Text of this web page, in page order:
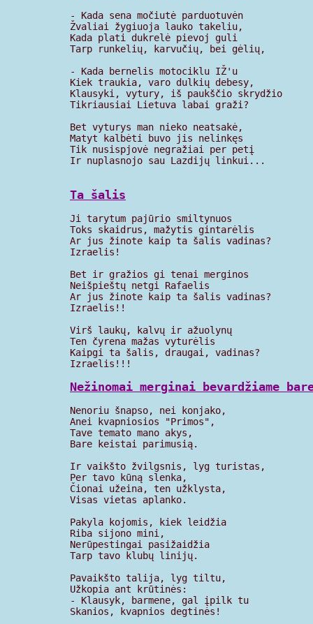
- Kada sena močiutė parduotuvėn
Žvaliai žygiuoja lauko takeliu,
Kada plati dukrelė pievoj guli
Tarp runkelių, karvučių, bei gėlių,
- Kada bernelis motociklu IŽ'u
Kiek traukia, varo dulkių debesy,
Klausyki, vytury, iš paukščio skrydžio
Tikriausiai Lietuva labai graži?
Bet vyturys man nieko neatsakė,
Matyt kalbėti buvo jis nelinkęs
Tik nusispjovė negražiai per petį
Ir nuplasnojo sau Lazdijų linkui...
Ta šalis
Ji tarytum pajūrio smiltynuos
Toks skaidrus, mažytis gintarėlis
Ar jus žinote kaip ta šalis vadinas?
Izraelis!
Bet ir gražios gi tenai merginos
Neišpieštų netgi Rafaelis
Ar jus žinote kaip ta šalis vadinas?
Izraelis!!
Virš laukų, kalvų ir ažuolynų
Ten čyrena mažas vyturėlis
Kaipgi ta šalis, draugai, vadinas?
Izraelis!!!
Nežinomai merginai bevardžiame
Nenoriu šnapso, nei konjako,
Anei kvapniosios "Primos",
Tave temato mano akys,
Bare keistai parimusią.
Ir vaikšto žvilgsnis, lyg turistas,
Per tavo kūną slenka,
Čionai užeina, ten užklysta,
Visas vietas aplanko.
Pakyla kojomis, kiek leidžia
Riba sijono mini,
Nerūpestingai pasižaidžia
Tarp tavo klubų linijų.
Pavaikšto talija, lyg tiltu,
Užkopia ant krūtinės:
- Klausyk, barmene, gal įpilk tu
Skanios, kvapnios degtinės!